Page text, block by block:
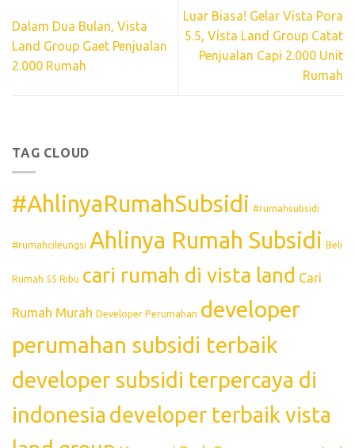
Dalam Dua Bulan, Vista
Land Group Gaet Penjualan
2.000 Rumah
Luar Biasa! Gelar Vista Pora
5.5, Vista Land Group Catat
Penjualan Capi 2.000 Unit
Rumah
TAG CLOUD
#AhlinyaRumahSubsidi #rumahsubsidi
#rumahcileungsi Ahlinya Rumah Subsidi Beli
Rumah 55 Ribu cari rumah di vista land Cari
Rumah Murah Developer Perumahan developer
perumahan subsidi terbaik
developer subsidi terpercaya di
indonesia developer terbaik vista